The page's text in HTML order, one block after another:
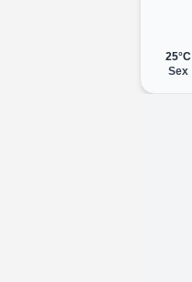
25°C
Sex